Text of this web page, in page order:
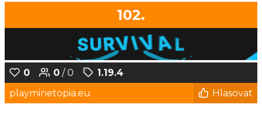
102.
0 0 / 0
1.19.4
playminetopia.eu
Hlasovat